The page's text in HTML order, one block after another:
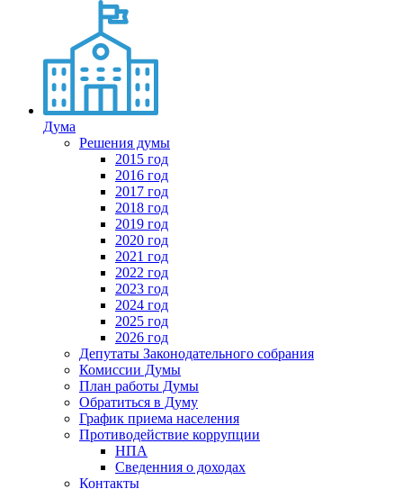
Дума
Решения думы
2015 год
2016 год
2017 год
2018 год
2019 год
2020 год
2021 год
2022 год
2023 год
2024 год
2025 год
2026 год
Депутаты Законодательного собрания
Комиссии Думы
План работы Думы
Обратиться в Думу
График приема населения
Противодействие коррупции
НПА
Сведенния о доходах
Контакты